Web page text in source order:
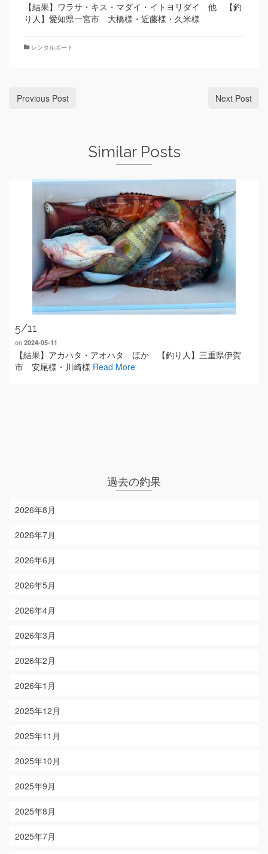
【結果】ワラサ・キス・マダイ・イトヨリダイ 他 【釣
り人】愛知県一宮市 大橋様・近藤様・久米様
レンタルボート
Previous Post Next Post
Similar Posts
5/11
on 2024-05-11
【結果】アカハタ・アオハタ ほか 【釣り人】三重県伊賀
市 安尾様・川崎様 Read More
過去の釣果
2026年8月
2026年7月
2026年6月
2026年5月
2026年4月
2026年3月
2026年2月
2026年1月
2025年12月
2025年11月
2025年10月
2025年9月
2025年8月
2025年7月